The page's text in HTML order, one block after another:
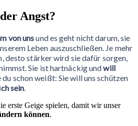
Angst?
von unsund es geht nicht darum, sie
Leben auszuschließen. Je mehr
desto stärker wird sie dafür sorgen,
Sie ist hartnäckig undwill
du schon weißt: Sie will uns schützen
sein.
erste Geige spielen, damit wir unser
können.